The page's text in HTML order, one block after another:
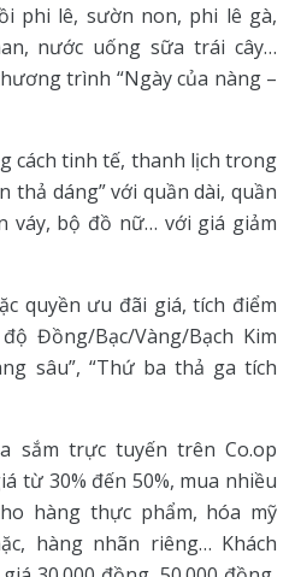
phi lê, sườn non, phi lê gà,
nước uống sữa trái cây…
trình “Ngày của nàng –
cách tinh tế, thanh lịch trong
thả dáng” với quần dài, quần
váy, bộ đồ nữ… với giá giảm
quyền ưu đãi giá, tích điểm
Đồng/Bạc/Vàng/Bạch Kim
sâu”, “Thứ ba thả ga tích
sắm trực tuyến trên Co.op
từ 30% đến 50%, mua nhiều
hàng thực phẩm, hóa mỹ
hàng nhãn riêng… Khách